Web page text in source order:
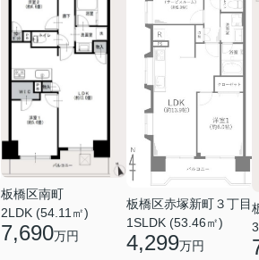
板橋区南町
2LDK (54.11㎡)
7,690万円
板橋区赤塚新町３丁目
1SLDK (53.46㎡)
4,299万円